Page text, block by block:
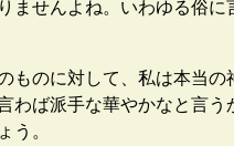
せんよね。いわゆる俗
のに対して、私は本当の
ば派手な華やかなと言
う。